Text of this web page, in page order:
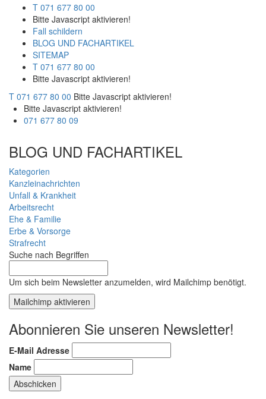
T 071 677 80 00
Bitte Javascript aktivieren!
Fall schildern
BLOG UND FACHARTIKEL
SITEMAP
T 071 677 80 00
Bitte Javascript aktivieren!
T 071 677 80 00 Bitte Javascript aktivieren!
Bitte Javascript aktivieren!
071 677 80 09
BLOG UND FACHARTIKEL
Kategorien
Kanzleinachrichten
Unfall & Krankheit
Arbeitsrecht
Ehe & Familie
Erbe & Vorsorge
Strafrecht
Suche nach Begriffen
Um sich beim Newsletter anzumelden, wird Mailchimp benötigt.
Mailchimp aktivieren
Abonnieren Sie unseren Newsletter!
E-Mail Adresse
Name